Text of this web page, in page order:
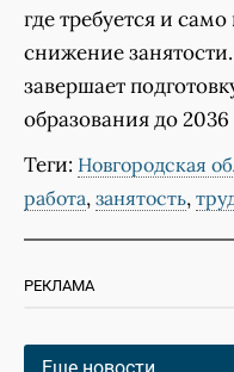
где требуется и
снижение
завершает
образования до 2036
Теги: Новгородская
работа, занятость,
РЕКЛАМА